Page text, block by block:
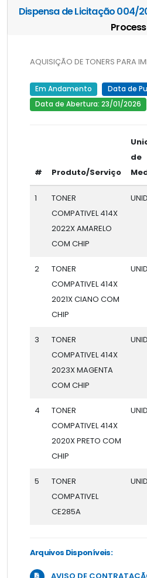
Dispensa de Licitação 004/
AQUISIÇÃO DE TONERS PARA
Em Andamento
Data de
Data de Abertura: 23/01/2026
# Produto/Serviço
de
1
TONER
COMPATIVEL 414X
2022X AMARELO
COM CHIP
2
TONER
COMPATIVEL 414X
2021X CIANO COM
CHIP
3
TONER
COMPATIVEL 414X
2023X MAGENTA
COM CHIP
4
TONER
COMPATIVEL 414X
2020X PRETO COM
CHIP
5
TONER
COMPATIVEL
CE285A
Arquivos Disponíveis: